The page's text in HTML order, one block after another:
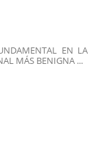
EN LA
MÁS BENIGNA ...